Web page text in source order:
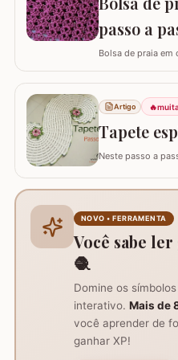
passo a
Artigo 🔥
Tapete
Neste passo a
multicolor para
como trilho de
NOVO • FERRAMENTA
Você sabe
🧶
Domine os
interativo. Mais de
você aprender de
ganhar XP!